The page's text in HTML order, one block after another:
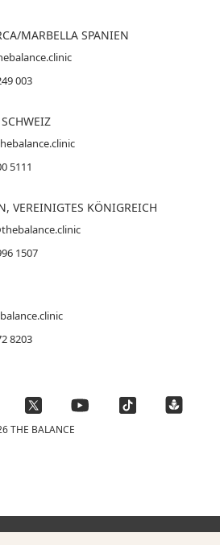
/MARBELLA SPANIEN
003
5111
VEREINIGTES KÖNIGREICH
1507
8203
THE BALANCE